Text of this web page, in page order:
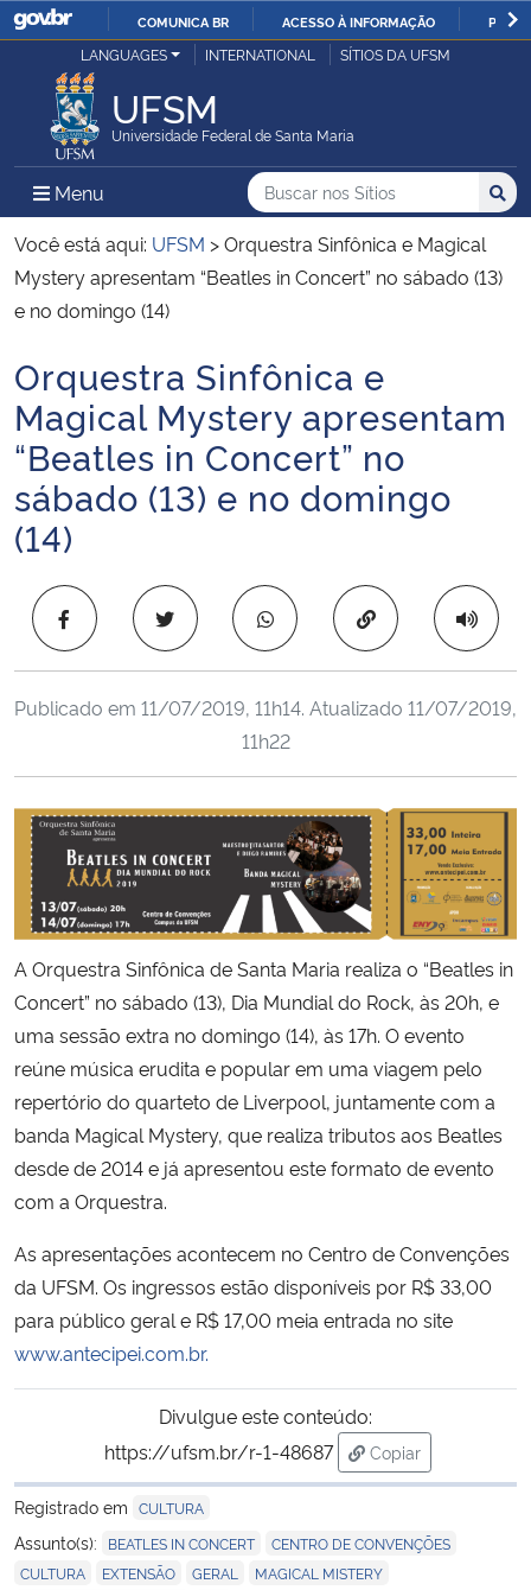
IR
COMUNICA BR ACESSO À INFORMAÇÃO
Ministério da Justiça e Segurança Pública
Ministério da Defesa
Ministério das Relações Exteriores
Ministério da Economia
Ministério da Infraestrutura
Ministério da Agricultura, Pecuária e Abastecimento
Ministério da Educação
Ministério da Cidadania
Ministério da Saúde
Ministério de Minas e Energia
Ministério da Ciência, Tecnologia, Inovações e Comunicações
Ministério do Turismo
Ministério do Desenvolvimento Regional
Controladoria-Geral da União
Ministério da Mulher, da Família e dos Direitos Humanos
Secretaria-Geral
Secretaria de Governo
Gabinete de Segurança Institucional
Advocacia-Geral da União
Banco Central do Brasil
LANGUAGES INTERNATIONAL SÍTIOS DA UFSM
UFSM
Universidade Federal de Santa Maria
Menu Menu Principal do Sítio
Busca
Buscar no nos Sítios
Busca:
Você está aqui: UFSM >Orquestra Sinfônica e Magical
Mystery apresentam “Beatles in Concert” no sábado (13)
e no domingo (14)
Início do conteúdo
Orquestra Sinfônica e
Magical Mystery apresentam
“Beatles in Concert” no
sábado (13) e no domingo
(14)
Copiar para área
Publicado em 11/07/2019, 11h14. Atualizado 11/07/2019,
11h22
A Orquestra Sinfônica de Santa Maria realiza o “Beatles in
Concert” no sábado (13), Dia Mundial do Rock, às 20h, e
uma sessão extra no domingo (14), às 17h. O evento
reúne música erudita e popular em uma viagem pelo
repertório do quarteto de Liverpool, juntamente com a
banda Magical Mystery, que realiza tributos aos Beatles
desde de 2014 e já apresentou este formato de evento
com a Orquestra.
As apresentações acontecem no Centro de Convenções
da UFSM. Os ingressos estão disponíveis por R$ 33,00
para público geral e R$ 17,00 meia entrada no site
www.antecipei.com.br.
Divulgue este conteúdo:
https://ufsm.br/r-1-48687
Copiar
para área de
Registrado em CULTURA
Assunto(s): BEATLES IN CONCERT CENTRO DE CONVENÇÕES
CULTURA EXTENSÃO GERAL MAGICAL MISTERY